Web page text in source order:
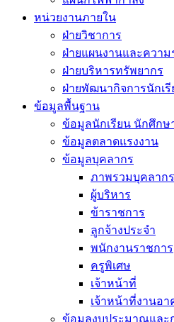
หน่วยงานภายใน
ฝ่ายวิชาการ
ฝ่ายแผนงานและควา
ฝ่ายบริหารทรัพยากร
ฝ่ายพัฒนากิจการนักเ
ข้อมูลพื้นฐาน
ข้อมูลนักเรียน นักศึกษ
ข้อมูลตลาดแรงงาน
ข้อมูลบุคลากร
ภาพรวมบุคลากร
ผู้บริหาร
ข้าราชการ
ลูกจ้างประจำ
พนักงานราชการ
ครูพิเศษ
เจ้าหน้าที่
เจ้าหน้าที่งานอ
ข้อมูลงบประมาณและ